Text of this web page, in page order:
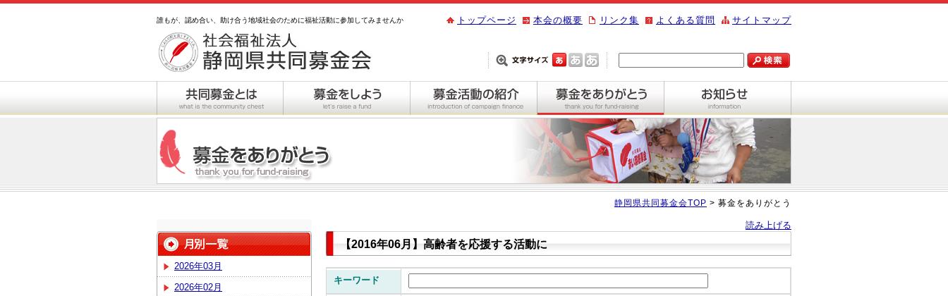
誰もが、認め合い、助け合う地域社会のために福祉活動に参加してみませんか サイトマップ
よくある質問
リンク集
本会の概要
トップページ
静岡県共同募金会TOP > 募金をありがとう
読み上げる
2026年03月
2026年02月
【2016年06月】高齢者を応援する活動に
キーワード